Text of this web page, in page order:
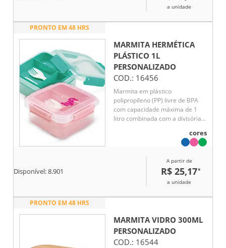
a unidade
PRONTO EM 48 HRS
MARMITA HERMÉTICA
PLÁSTICO 1L
PERSONALIZADO
COD.: 16456
Marmita em plástico
polipropileno (PP) livre de BPA
com capacidade máxima de 1
litro combinada com a divisória
hermética com anel de vedação
em silicone e quatro travas
cores
Disponível:8.901
A partir de
R$ 25,17*
a unidade
PRONTO EM 48 HRS
MARMITA VIDRO 300ML
PERSONALIZADO
COD.: 16544